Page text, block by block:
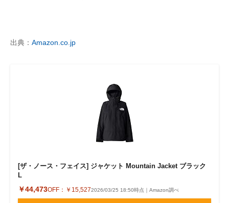
出典： Amazon.co.jp
[ザ・ノース・フェイス] ジャケット Mountain Jacket ブラック
L
￥44,473OFF： ￥15,5272026/03/25 18:50時点｜Amazon調べ